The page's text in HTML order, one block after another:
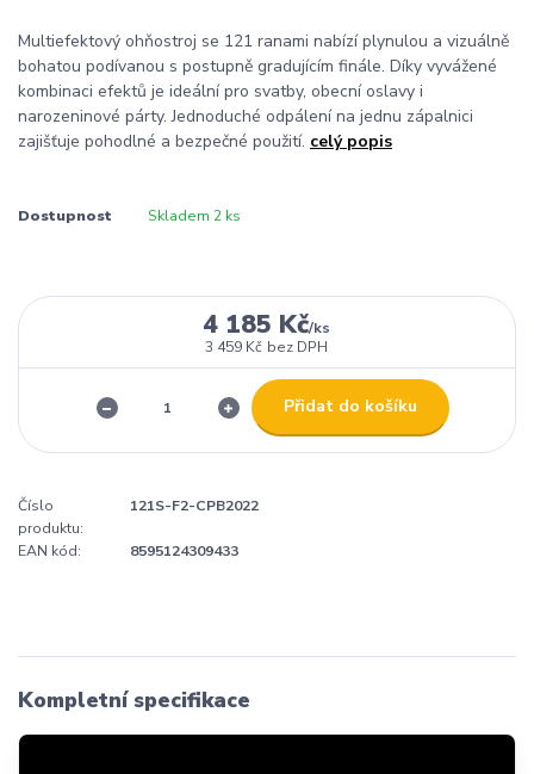
Multiefektový ohňostroj se 121 ranami nabízí plynulou a vizuálně
bohatou podívanou s postupně gradujícím finále. Díky vyvážené
kombinaci efektů je ideální pro svatby, obecní oslavy i
narozeninové párty. Jednoduché odpálení na jednu zápalnici
zajišťuje pohodlné a bezpečné použití. celý popis
Dostupnost Skladem 2 ks
4 185 Kč/ks
3 459 Kč bez DPH
Přidat do košíku
Číslo
produktu:
121S-F2-CPB2022
EAN kód: 8595124309433
Kompletní specifikace